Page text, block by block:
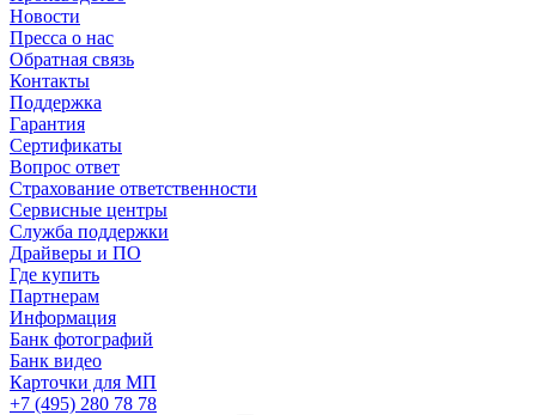
Новости
Пресса о нас
Обратная связь
Контакты
Поддержка
Гарантия
Сертификаты
Вопрос ответ
Страхование ответственности
Сервисные центры
Служба поддержки
Драйверы и ПО
Где купить
Партнерам
Информация
Банк фотографий
Банк видео
Карточки для МП
+7 (495) 280 78 78